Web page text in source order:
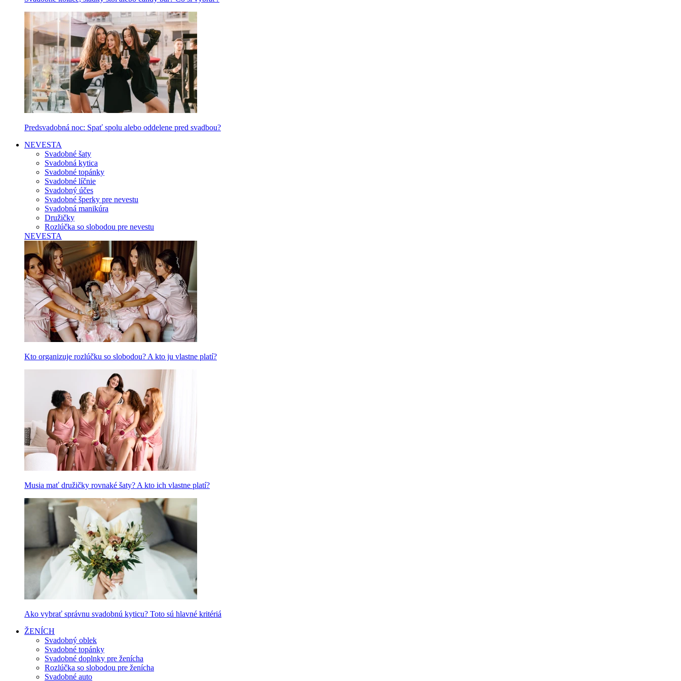
Predsvadobná noc: Spať spolu alebo oddelene pred svadbou?
NEVESTA
Svadobné šaty
Svadobná kytica
Svadobné topánky
Svadobné líčnie
Svadobný účes
Svadobné šperky pre nevestu
Svadobná manikúra
Družičky
Rozlúčka so slobodou pre nevestu
NEVESTA
Kto organizuje rozlúčku so slobodou? A kto ju vlastne platí?
Musia mať družičky rovnaké šaty? A kto ich vlastne platí?
Ako vybrať správnu svadobnú kyticu? Toto sú hlavné kritériá
ŽENÍCH
Svadobný oblek
Svadobné topánky
Svadobné doplnky pre ženícha
Rozlúčka so slobodou pre ženícha
Svadobné auto